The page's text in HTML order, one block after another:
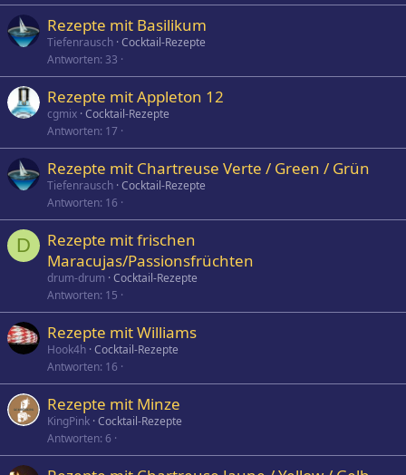
Rezepte mit Basilikum
Tiefenrausch Cocktail-Rezepte
Antworten 33
Rezepte mit Appleton 12
cgmix Cocktail-Rezepte
Antworten 17
Rezepte mit Chartreuse Verte / Green / Grün
Tiefenrausch Cocktail-Rezepte
Antworten 16
D
Rezepte mit frischen
Maracujas/Passionsfrüchten
drum-drum Cocktail-Rezepte
Antworten 15
Rezepte mit Williams
Hook4h Cocktail-Rezepte
Antworten 16
Rezepte mit Minze
KingPink Cocktail-Rezepte
Antworten 6